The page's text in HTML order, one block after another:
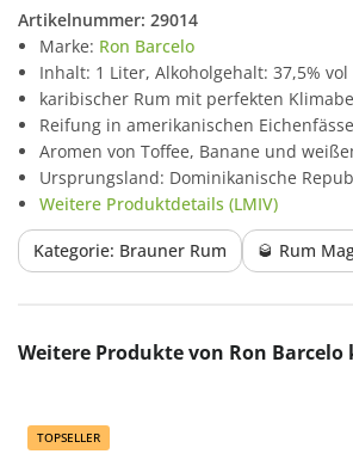
Artikelnummer: 29014
Marke: Ron Barcelo
Inhalt: 1 Liter, Alkoholgehalt: 37,5% vol
karibischer Rum mit perfekten
Reifung in amerikanischen
Aromen von Toffee, Banane und
Ursprungsland: Dominikanische
Weitere Produktdetails (LMIV)
Kategorie: Brauner Rum 🥃 Rum
Produktgalerie überspringen
Weitere Produkte von Ron Barcelo
TOPSELLER